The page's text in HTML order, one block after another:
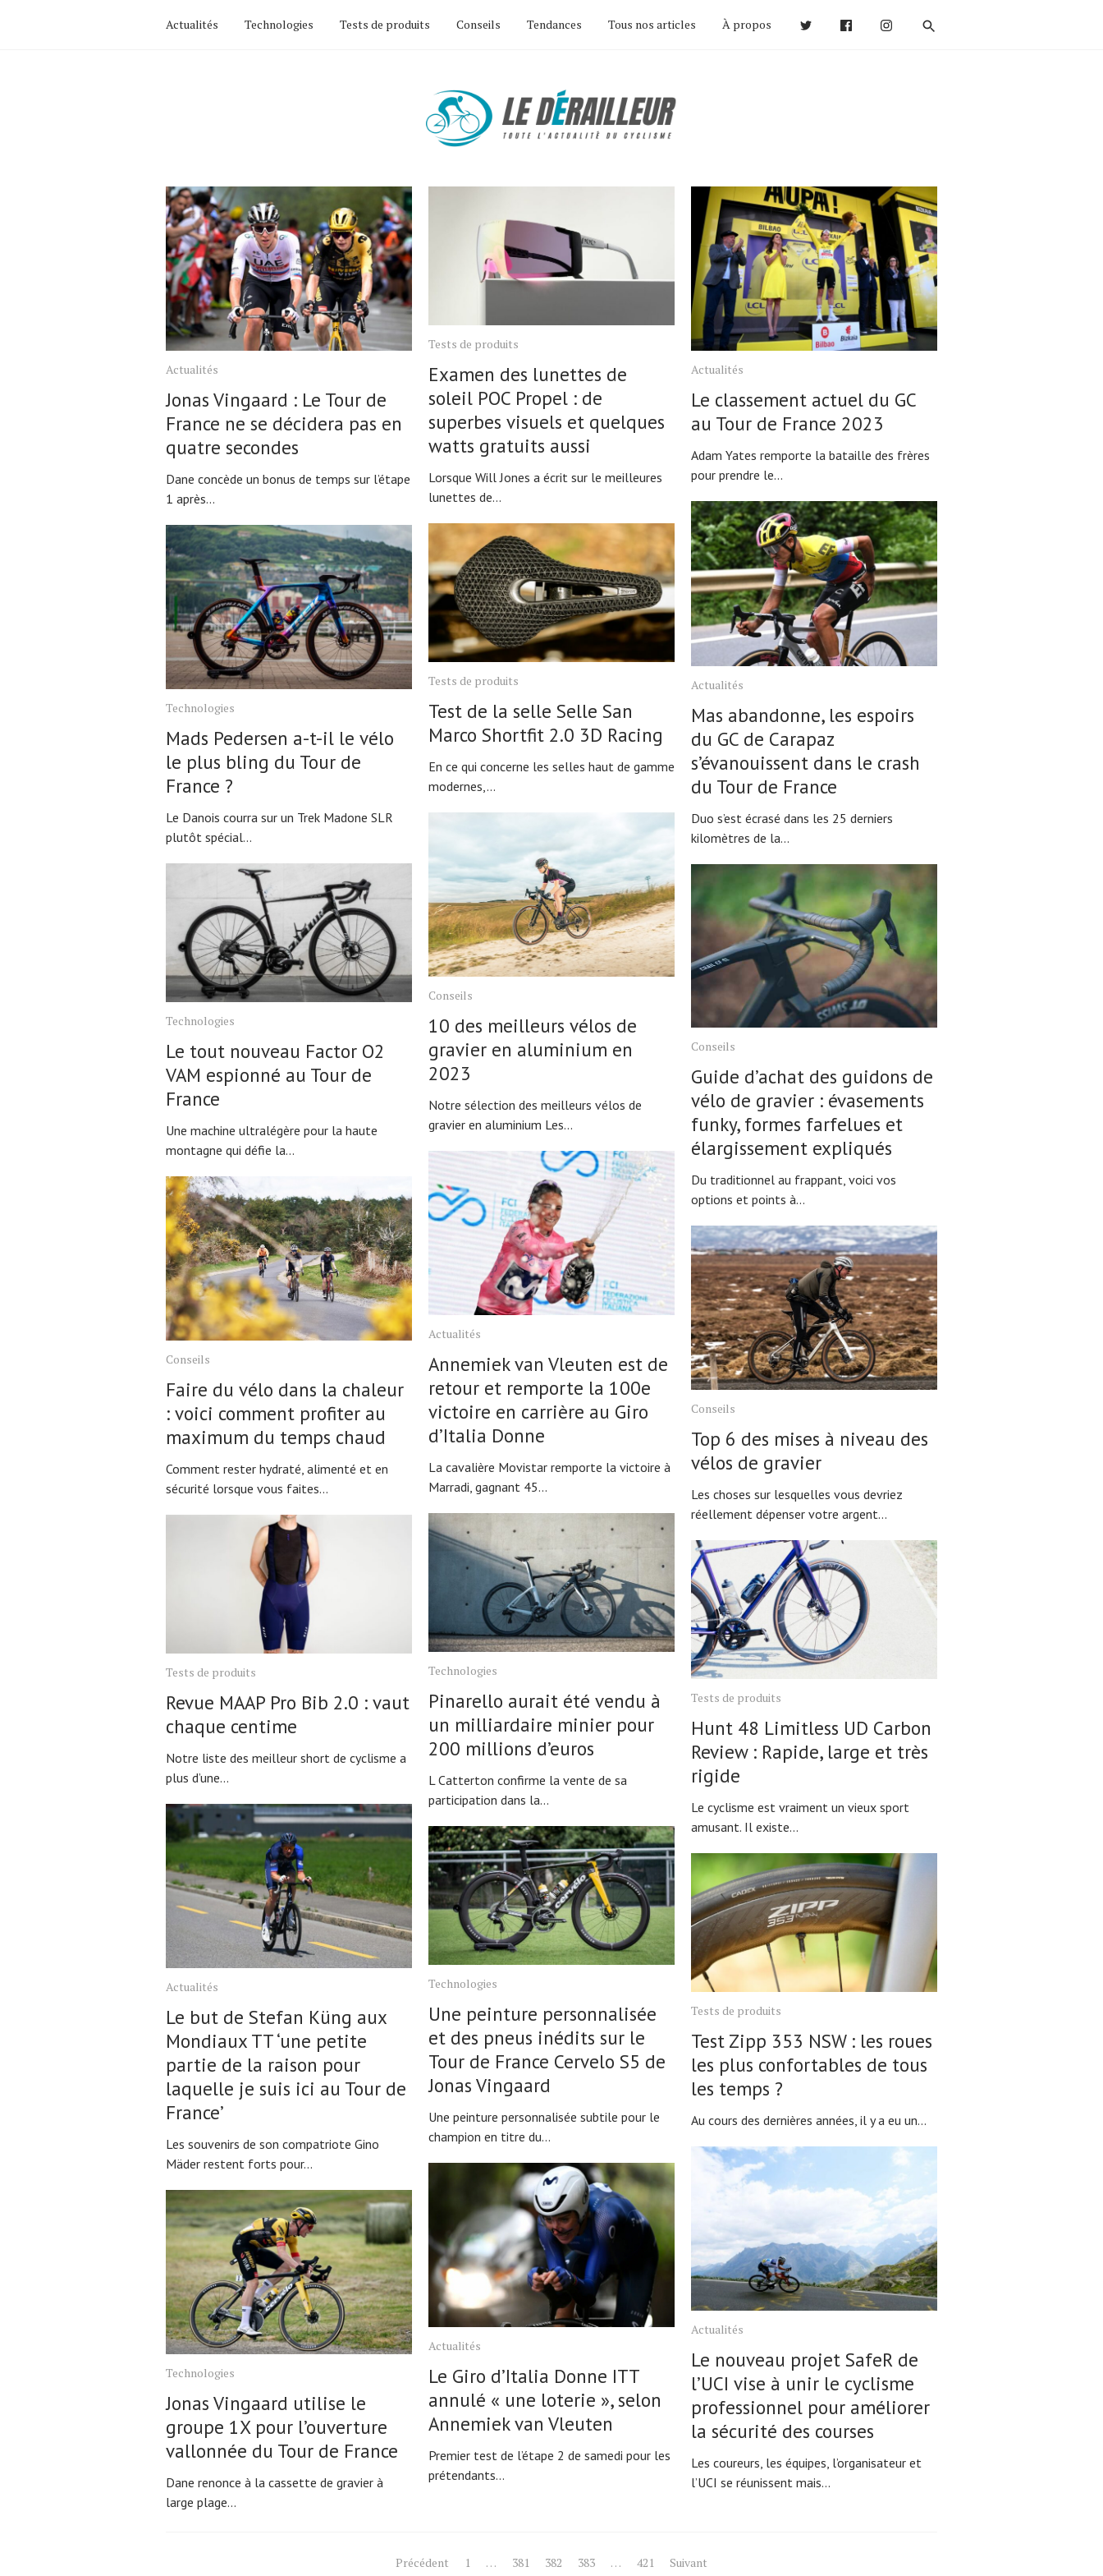
Actualités Technologies Tests de produits Conseils Tendances Tous nos articles À propos
Latest
posts
Actualités
Jonas Vingaard : Le Tour de
France ne se décidera pas en
quatre secondes
Dane concède un bonus de temps sur l’étape
1 après...
Technologies
Mads Pedersen a-t-il le vélo
le plus bling du Tour de
France ?
Le Danois courra sur un Trek Madone SLR
plutôt spécial...
Technologies
Le tout nouveau Factor O2
VAM espionné au Tour de
France
Une machine ultralégère pour la haute
montagne qui défie la...
Conseils
Faire du vélo dans la chaleur
: voici comment profiter au
maximum du temps chaud
Comment rester hydraté, alimenté et en
sécurité lorsque vous faites...
Tests de produits
Revue MAAP Pro Bib 2.0 : vaut
chaque centime
Notre liste des meilleur short de cyclisme a
plus d’une...
Actualités
Le but de Stefan Küng aux
Mondiaux TT ‘une petite
partie de la raison pour
laquelle je suis ici au Tour de
France’
Les souvenirs de son compatriote Gino
Mäder restent forts pour...
Technologies
Jonas Vingaard utilise le
groupe 1X pour l’ouverture
vallonnée du Tour de France
Dane renonce à la cassette de gravier à
large plage...
Tests de produits
Examen des lunettes de
soleil POC Propel : de
superbes visuels et quelques
watts gratuits aussi
Lorsque Will Jones a écrit sur le meilleures
lunettes de...
Tests de produits
Test de la selle Selle San
Marco Shortfit 2.0 3D Racing
En ce qui concerne les selles haut de gamme
modernes,...
Conseils
10 des meilleurs vélos de
gravier en aluminium en
2023
Notre sélection des meilleurs vélos de
gravier en aluminium Les...
Actualités
Annemiek van Vleuten est de
retour et remporte la 100e
victoire en carrière au Giro
d’Italia Donne
La cavalière Movistar remporte la victoire à
Marradi, gagnant 45...
Technologies
Pinarello aurait été vendu à
un milliardaire minier pour
200 millions d’euros
L Catterton confirme la vente de sa
participation dans la...
Technologies
Une peinture personnalisée
et des pneus inédits sur le
Tour de France Cervelo S5 de
Jonas Vingaard
Une peinture personnalisée subtile pour le
champion en titre du...
Actualités
Le Giro d’Italia Donne ITT
annulé « une loterie », selon
Annemiek van Vleuten
Premier test de l’étape 2 de samedi pour les
prétendants...
Actualités
Le classement actuel du GC
au Tour de France 2023
Adam Yates remporte la bataille des frères
pour prendre le...
Actualités
Mas abandonne, les espoirs
du GC de Carapaz
s’évanouissent dans le crash
du Tour de France
Duo s’est écrasé dans les 25 derniers
kilomètres de la...
Conseils
Guide d’achat des guidons de
vélo de gravier : évasements
funky, formes farfelues et
élargissement expliqués
Du traditionnel au frappant, voici vos
options et points à...
Conseils
Top 6 des mises à niveau des
vélos de gravier
Les choses sur lesquelles vous devriez
réellement dépenser votre argent...
Tests de produits
Hunt 48 Limitless UD Carbon
Review : Rapide, large et très
rigide
Le cyclisme est vraiment un vieux sport
amusant. Il existe...
Tests de produits
Test Zipp 353 NSW : les roues
les plus confortables de tous
les temps ?
Au cours des dernières années, il y a eu un...
Actualités
Le nouveau projet SafeR de
l’UCI vise à unir le cyclisme
professionnel pour améliorer
la sécurité des courses
Les coureurs, les équipes, l’organisateur et
l’UCI se réunissent mais...
Précédent 1 … 381 382 383 … 421 Suivant